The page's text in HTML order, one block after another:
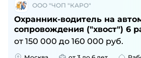
ООО "ЧОП "КАРО"
Охранник-водитель на
сопровождения ("хвост") 6
от 150 000 до 160 000 руб.